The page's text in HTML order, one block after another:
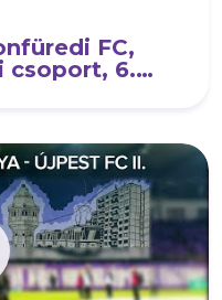
FC,
csoport, 6.